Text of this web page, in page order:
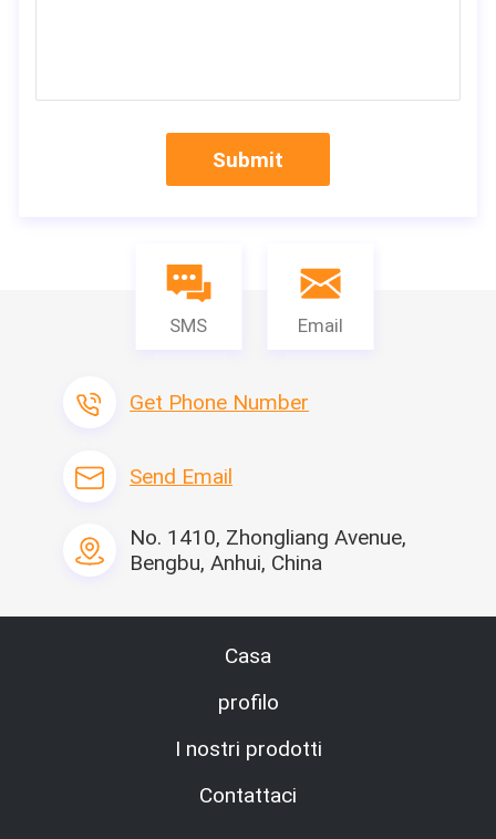
Submit
SMS Email
Get Phone Number
Send Email
No. 1410, Zhongliang Avenue,
Bengbu, Anhui, China
Casa
profilo
I nostri prodotti
Contattaci